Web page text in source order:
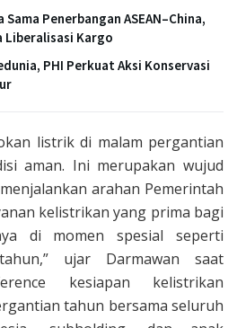
Penerbangan ASEAN–China,
Liberalisasi Kargo
PHI Perkuat Aksi Konservasi
listrik di malam pergantian
aman. Ini merupakan wujud
arahan Pemerintah
kelistrikan yang prima bagi
di momen spesial seperti
ujar Darmawan saat
kesiapan kelistrikan
tahun bersama seluruh